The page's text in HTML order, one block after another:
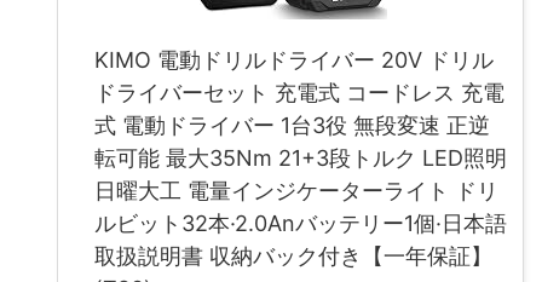
KIMO 電動ドリルドライバー 20V ドリル
ドライバーセット 充電式 コードレス 充電
式 電動ドライバー 1台3役 無段変速 正逆
転可能 最大35Nm 21+3段トルク LED照明
日曜大工 電量インジケーターライト ドリ
ルビット32本·2.0Anバッテリー1個·日本語
取扱説明書 収納バック付き【一年保証】